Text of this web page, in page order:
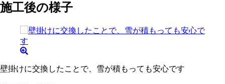
施工後の様子
壁掛けに交換したことで、雪が積もっても安心です